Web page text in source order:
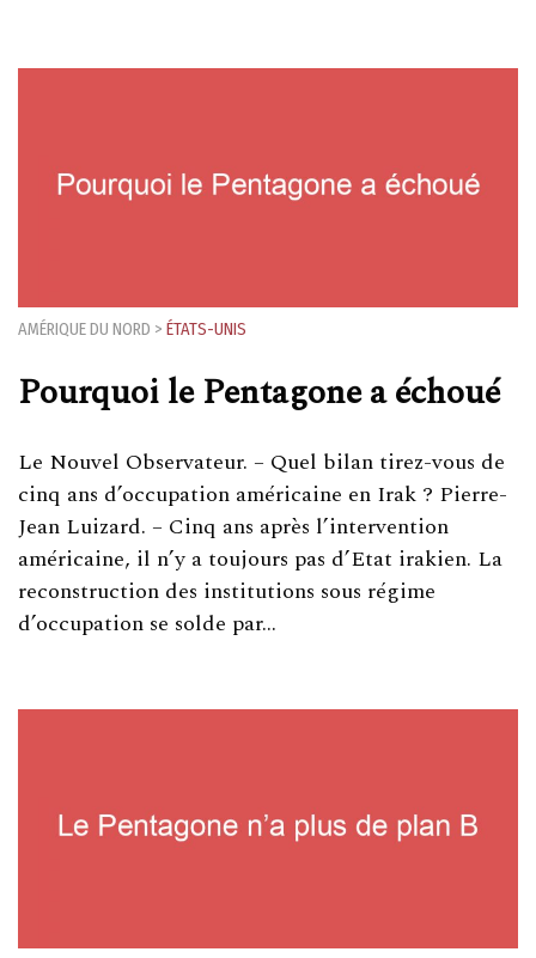
AMÉRIQUE DU NORD > ÉTATS-UNIS
Pourquoi le Pentagone a échoué
Le Nouvel Observateur. – Quel bilan tirez-vous de
cinq ans d’occupation américaine en Irak ? Pierre-
Jean Luizard. – Cinq ans après l’intervention
américaine, il n’y a toujours pas d’Etat irakien. La
reconstruction des institutions sous régime
d’occupation se solde par…